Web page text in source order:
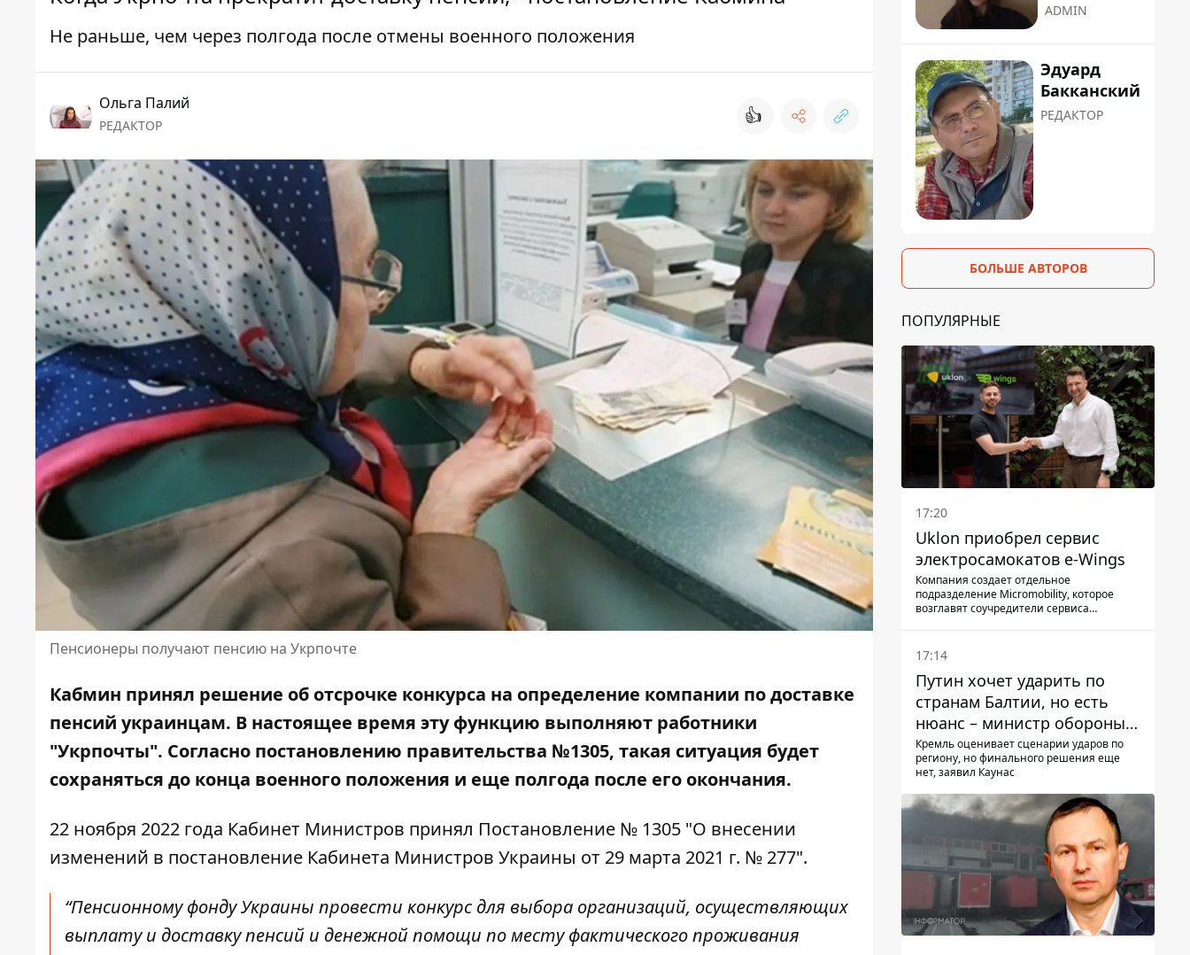
Не раньше, чем через полгода после отмены военного положения
Ольга Палий
РЕДАКТОР 👍
Пенсионеры получают пенсию на Укрпочте
Кабмин принял решение об отсрочке конкурса на определение компании по доставке
пенсий украинцам. В настоящее время эту функцию выполняют работники
"Укрпочты". Согласно постановлению правительства №1305, такая ситуация будет
сохраняться до конца военного положения и еще полгода после его окончания.
22 ноября 2022 года Кабинет Министров принял Постановление № 1305 "О внесении
изменений в постановление Кабинета Министров Украины от 29 марта 2021 г. № 277".
“Пенсионному фонду Украины провести конкурс для выбора организаций, осуществляющих
выплату и доставку пенсий и денежной помощи по месту фактического проживания
ADMIN
Эдуард
Бакканский
РЕДАКТОР
БОЛЬШЕ АВТОРОВ
ПОПУЛЯРНЫЕ
17:20
Uklon приобрел сервис
электросамокатов e-Wings
Компания создает отдельное
подразделение Micromobility, которое
возглавят соучредители сервиса
17:14
Путин хочет ударить по
странам Балтии, но есть
нюанс – министр обороны
Литвы сделал заявление
Кремль оценивает сценарии ударов по
региону, но финального решения еще
нет, заявил Каунас